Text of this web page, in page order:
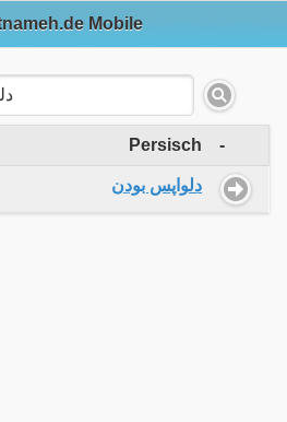
Mobile
Persisch -
دلواپس بودن